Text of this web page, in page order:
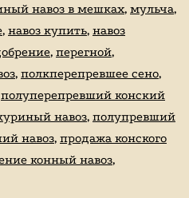
навоз в мешках, мульча,
, навоз купить, навоз
, перегной,
, полкперепревшее сено,
полуперепревший конский
навоз, полупревший
навоз, продажа конского
конный навоз,